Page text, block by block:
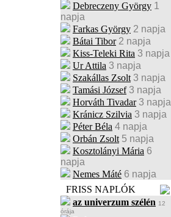
Debreczeny György 1
napja
Farkas György 2 napja
Bátai Tibor 2 napja
Kiss-Teleki Rita 3 napja
Ur Attila 3 napja
Szakállas Zsolt 3 napja
Tamási József 3 napja
Horváth Tivadar 3 napja
Kránicz Szilvia 3 napja
Péter Béla 4 napja
Orbán Zsolt 5 napja
Kosztolányi Mária 6
napja
Nemes Máté 6 napja
FRISS NAPLÓK
az univerzum szélén 12
órája